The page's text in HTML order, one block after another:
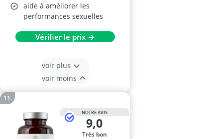
aide à améliorer les
performances sexuelles
Vérifier le prix →
voir plus
voir moins
NOTRE AVIS
9,0
Très bon